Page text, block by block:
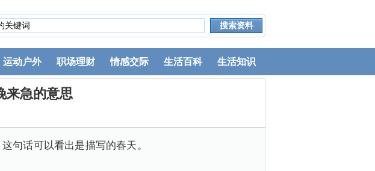
运动户外 职场理财 情感交际 生活百科 生活知识
来急的意思
句话可以看出是描写的春天。